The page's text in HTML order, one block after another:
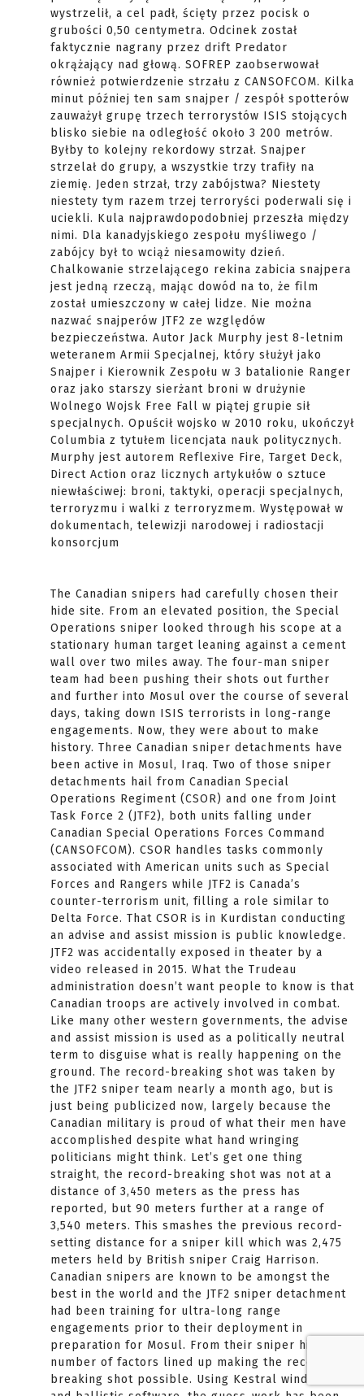
wystrzelił, a cel padł, ścięty przez pocisk o
grubości 0,50 centymetra. Odcinek został
faktycznie nagrany przez drift Predator
okrążający nad głową. SOFREP zaobserwował
również potwierdzenie strzału z CANSOFCOM. Kilka
minut później ten sam snajper / zespół spotterów
zauważył grupę trzech terrorystów ISIS stojących
blisko siebie na odległość około 3 200 metrów.
Byłby to kolejny rekordowy strzał. Snajper
strzelał do grupy, a wszystkie trzy trafiły na
ziemię. Jeden strzał, trzy zabójstwa? Niestety
niestety tym razem trzej terroryści poderwali się i
uciekli. Kula najprawdopodobniej przeszła między
nimi. Dla kanadyjskiego zespołu myśliwego /
zabójcy był to wciąż niesamowity dzień.
Chalkowanie strzelającego rekina zabicia snajpera
jest jedną rzeczą, mając dowód na to, że film
został umieszczony w całej lidze. Nie można
nazwać snajperów JTF2 ze względów
bezpieczeństwa. Autor Jack Murphy jest 8-letnim
weteranem Armii Specjalnej, który służył jako
Snajper i Kierownik Zespołu w 3 batalionie Ranger
oraz jako starszy sierżant broni w drużynie
Wolnego Wojsk Free Fall w piątej grupie sił
specjalnych. Opuścił wojsko w 2010 roku, ukończył
Columbia z tytułem licencjata nauk politycznych.
Murphy jest autorem Reflexive Fire, Target Deck,
Direct Action oraz licznych artykułów o sztuce
niewłaściwej: broni, taktyki, operacji specjalnych,
terroryzmu i walki z terroryzmem. Występował w
dokumentach, telewizji narodowej i radiostacji
konsorcjum
The Canadian snipers had carefully chosen their
hide site. From an elevated position, the Special
Operations sniper looked through his scope at a
stationary human target leaning against a cement
wall over two miles away. The four-man sniper
team had been pushing their shots out further
and further into Mosul over the course of several
days, taking down ISIS terrorists in long-range
engagements. Now, they were about to make
history. Three Canadian sniper detachments have
been active in Mosul, Iraq. Two of those sniper
detachments hail from Canadian Special
Operations Regiment (CSOR) and one from Joint
Task Force 2 (JTF2), both units falling under
Canadian Special Operations Forces Command
(CANSOFCOM). CSOR handles tasks commonly
associated with American units such as Special
Forces and Rangers while JTF2 is Canada’s
counter-terrorism unit, filling a role similar to
Delta Force. That CSOR is in Kurdistan conducting
an advise and assist mission is public knowledge.
JTF2 was accidentally exposed in theater by a
video released in 2015. What the Trudeau
administration doesn’t want people to know is that
Canadian troops are actively involved in combat.
Like many other western governments, the advise
and assist mission is used as a politically neutral
term to disguise what is really happening on the
ground. The record-breaking shot was taken by
the JTF2 sniper team nearly a month ago, but is
just being publicized now, largely because the
Canadian military is proud of what their men have
accomplished despite what hand wringing
politicians might think. Let’s get one thing
straight, the record-breaking shot was not at a
distance of 3,450 meters as the press has
reported, but 90 meters further at a range of
3,540 meters. This smashes the previous record-
setting distance for a sniper kill which was 2,475
meters held by British sniper Craig Harrison.
Canadian snipers are known to be amongst the
best in the world and the JTF2 sniper detachment
had been training for ultra-long range
engagements prior to their deployment in
preparation for Mosul. From their sniper hide, a
number of factors lined up making the record-
breaking shot possible. Using Kestral wind meters